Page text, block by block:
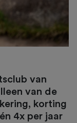
van
van de
korting
4x per jaar